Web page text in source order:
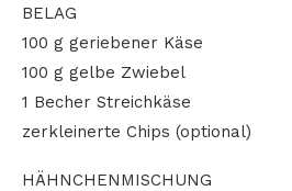
BELAG
100 g geriebener Käse
100 g gelbe Zwiebel
1 Becher Streichkäse
zerkleinerte Chips (optional)
HÄHNCHENMISCHUNG